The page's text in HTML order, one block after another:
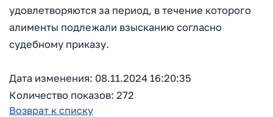
удовлетворяются за период, в течение которого
алименты подлежали взысканию согласно
судебному приказу.
Дата изменения: 08.11.2024 16:20:35
Количество показов: 272
Возврат к списку